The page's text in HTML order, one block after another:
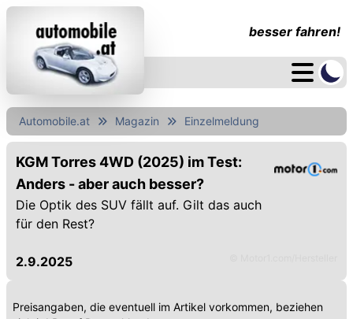
besser fahren!
Automobile.at Magazin Einzelmeldung
KGM Torres 4WD (2025) im Test:
Anders - aber auch besser?
Die Optik des SUV fällt auf. Gilt das auch
für den Rest?
2.9.2025
Preisangaben, die eventuell im Artikel vorkommen, beziehen